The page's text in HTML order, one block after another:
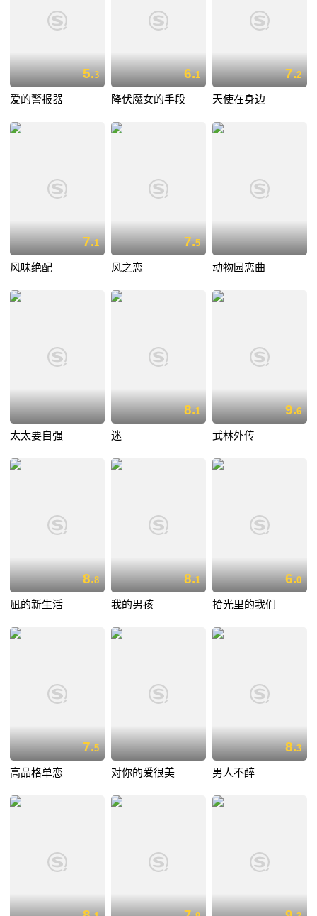
5.3
爱的警报器
6.1
降伏魔女的手段
7.2
天使在身边
7.1
风味绝配
7.5
风之恋 动物园恋曲
太太要自强
8.1
迷
9.6
武林外传
8.8
凪的新生活
8.1
我的男孩
6.0
拾光里的我们
7.5
高品格单恋 对你的爱很美
8.3
男人不醉